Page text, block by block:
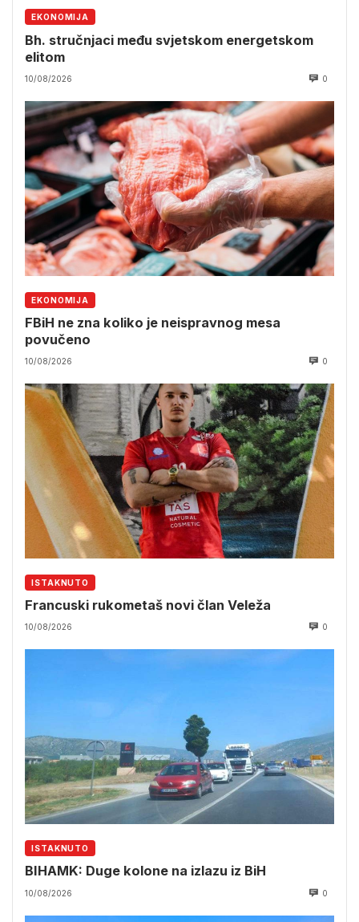
EKONOMIJA
Bh. stručnjaci među svjetskom energetskom
elitom
10/08/2026 0
EKONOMIJA
FBiH ne zna koliko je neispravnog mesa
povučeno
10/08/2026 0
ISTAKNUTO
Francuski rukometaš novi član Veleža
10/08/2026 0
ISTAKNUTO
BIHAMK: Duge kolone na izlazu iz BiH
10/08/2026 0